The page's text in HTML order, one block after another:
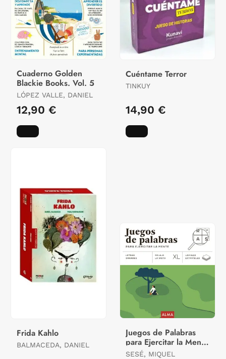
Cuaderno Golden
Blackie Books. Vol. 5
LÓPEZ VALLE, DANIEL
12,90 €
Cuéntame Terror
TINKUY
14,90 €
Frida Kahlo
BALMACEDA, DANIEL
Juegos de Palabras
para Ejercitar la Mente
(Xl)
SESÉ, MIQUEL